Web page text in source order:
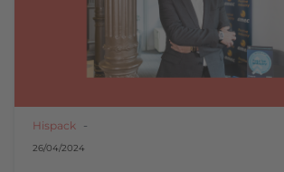
Hispack
26/04/2024